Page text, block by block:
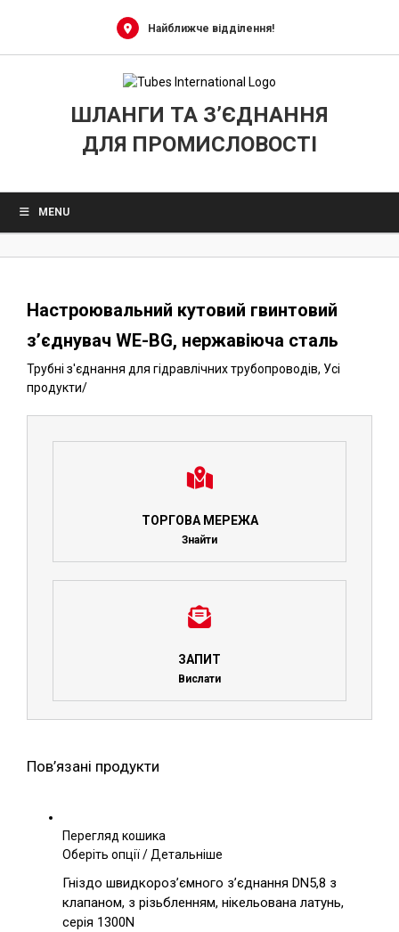
Найближче відділення!
ШЛАНГИ ТА З’ЄДНАННЯ
ДЛЯ ПРОМИСЛОВОСТІ
MENU
Настроювальний кутовий гвинтовий
з’єднувач WE-BG, нержавіюча сталь
Трубні з'єднання для гідравлічних трубопроводів, Усі
продукти/
ТОРГОВА МЕРЕЖА
Знайти
ЗАПИТ
Вислати
Пов’язані продукти
Перегляд кошика
Оберіть опціїЦей
має
кілька
/Детальніше
Гніздо швидкороз’ємного з’єднання DN5,8 з
клапаном, з різьбленням, нікельована латунь,
серія 1300N